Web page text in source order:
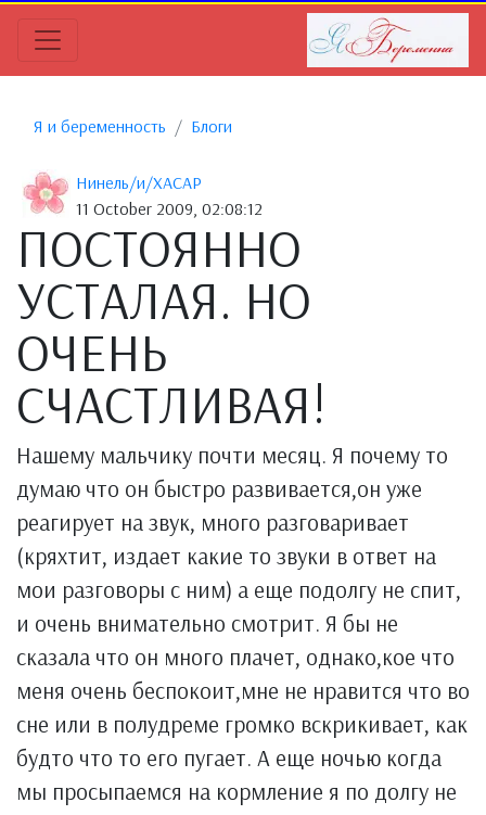
Я и беременность Блоги
Нинель/и/ХАСАР
11 October 2009, 02:08:12
ПОСТОЯННО
УСТАЛАЯ. НО
ОЧЕНЬ
СЧАСТЛИВАЯ!
Нашему мальчику почти месяц. Я почему то
думаю что он быстро развивается,он уже
реагирует на звук, много разговаривает
(кряхтит, издает какие то звуки в ответ на
мои разговоры с ним) а еще подолгу не спит,
и очень внимательно смотрит. Я бы не
сказала что он много плачет, однако,кое что
меня очень беспокоит,мне не нравится что во
сне или в полудреме громко вскрикивает, как
будто что то его пугает. А еще ночью когда
мы просыпаемся на кормление я по долгу не